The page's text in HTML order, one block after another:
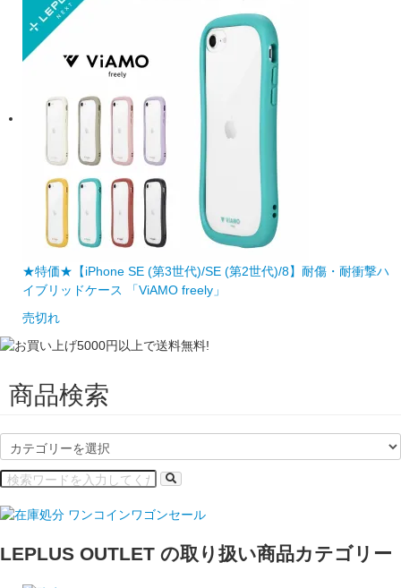
★特価★【iPhone SE (第3世代)/SE (第2世代)/8】耐傷・耐衝撃ハ
イブリッドケース 「ViAMO freely」
売切れ
商品検索
LEPLUS OUTLET の取り扱い商品カテゴリー